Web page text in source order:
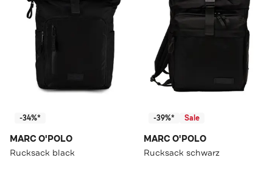
-34%*
MARC O'POLO
Rucksack black
-39%* Sale
MARC O'POLO
Rucksack schwarz